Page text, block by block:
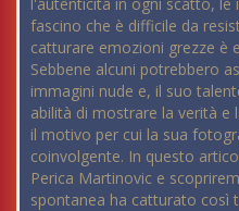
fascino che è difficile da
catturare emozioni grezze è
Sebbene alcuni potrebbero
immagini nude e, il suo
abilità di mostrare la verità e
il motivo per cui la sua
coinvolgente. In questo
Perica Martinovic e
spontanea ha catturato così